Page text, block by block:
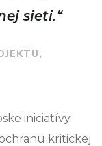
sieti.“
iniciatívy
kritickej